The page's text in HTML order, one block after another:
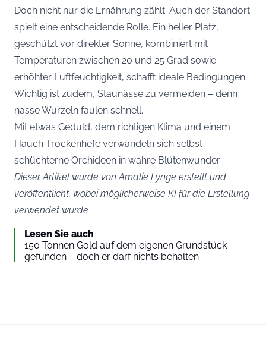
Doch nicht nur die Ernährung zählt: Auch der Standort
spielt eine entscheidende Rolle. Ein heller Platz,
geschützt vor direkter Sonne, kombiniert mit
Temperaturen zwischen 20 und 25 Grad sowie
erhöhter Luftfeuchtigkeit, schafft ideale Bedingungen.
Wichtig ist zudem, Staunässe zu vermeiden – denn
nasse Wurzeln faulen schnell.
Mit etwas Geduld, dem richtigen Klima und einem
Hauch Trockenhefe verwandeln sich selbst
schüchterne Orchideen in wahre Blütenwunder.
Dieser Artikel wurde von Amalie Lynge erstellt und
veröffentlicht, wobei möglicherweise KI für die Erstellung
verwendet wurde
Lesen Sie auch
150 Tonnen Gold auf dem eigenen Grundstück
gefunden – doch er darf nichts behalten